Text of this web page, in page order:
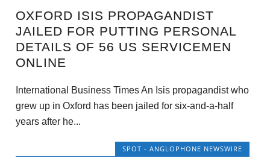
OXFORD ISIS PROPAGANDIST
JAILED FOR PUTTING PERSONAL
DETAILS OF 56 US SERVICEMEN
ONLINE
International Business Times An Isis propagandist who
grew up in Oxford has been jailed for six-and-a-half
years after he...
SPOT - ANGLOPHONE NEWSWIRE